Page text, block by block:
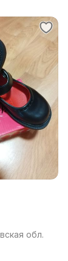
обл.